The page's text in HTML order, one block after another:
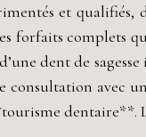
et
forfaits complets
dent de
avec